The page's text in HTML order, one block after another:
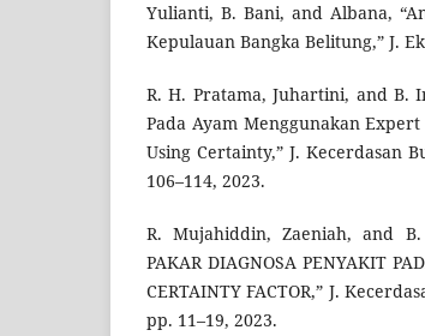
Yulianti, B. Bani, and Albana,
Kepulauan Bangka Belitung,” J.
R. H. Pratama, Juhartini, and B.
Pada Ayam Menggunakan
Using Certainty,” J. Kecerdasan
106–114, 2023.
R. Mujahiddin, Zaeniah, and B.
PAKAR DIAGNOSA PENYAKIT
CERTAINTY FACTOR,” J.
pp. 11–19, 2023.